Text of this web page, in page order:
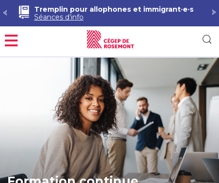
Démarche RAC en Techniques de pharmacie
Séances d’information
Menu